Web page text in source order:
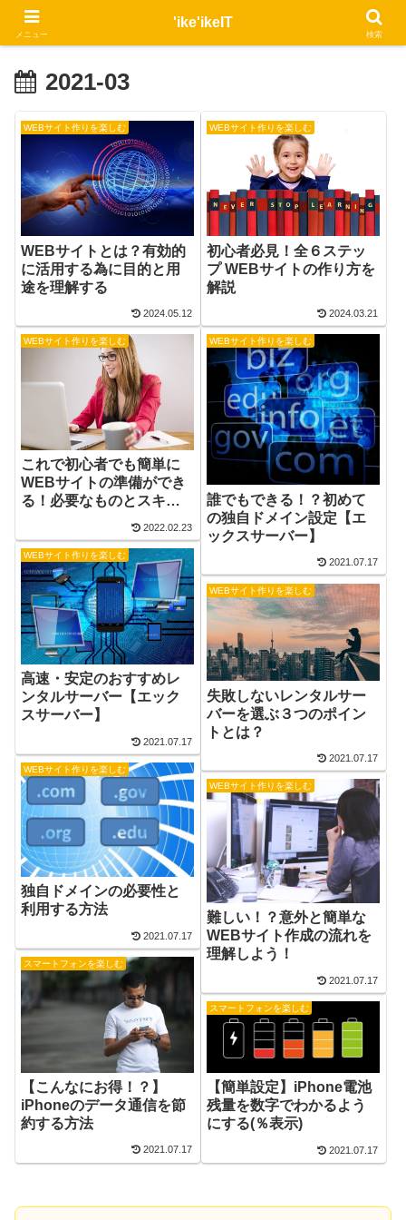
2021-03
WEBサイト作りを楽しむ
WEBサイトとは？有効的
に活用する為に目的と用
途を理解する
2024.05.12
WEBサイト作りを楽しむ
初心者必見！全６ステッ
プ WEBサイトの作り方を
解説
2024.03.21
WEBサイト作りを楽しむ
これで初心者でも簡単に
WEBサイトの準備ができ
る！必要なものとスキル
2022.02.23
WEBサイト作りを楽しむ
誰でもできる！？初めて
の独自ドメイン設定【エ
ックスサーバー】
2021.07.17
WEBサイト作りを楽しむ
高速・安定のおすすめレ
ンタルサーバー【エック
スサーバー】
2021.07.17
WEBサイト作りを楽しむ
失敗しないレンタルサー
バーを選ぶ３つのポイン
トとは？
2021.07.17
WEBサイト作りを楽しむ
独自ドメインの必要性と
利用する方法
2021.07.17
WEBサイト作りを楽しむ
難しい！？意外と簡単な
WEBサイト作成の流れを
理解しよう！
2021.07.17
スマートフォンを楽しむ
【こんなにお得！？】
iPhoneのデータ通信を節
約する方法
2021.07.17
スマートフォンを楽しむ
【簡単設定】iPhone電池
残量を数字でわかるよう
にする(％表示)
2021.07.17
メニュー
'ike'ikeIT
検索